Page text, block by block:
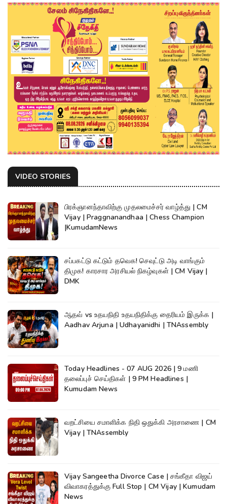
VIDEO STORIES
பிரக்ஞானந்தாவிற்கு முதலமைச்சர் வாழ்த்து | CM
Vijay | Praggnanandhaa | Chess Champion
|KumudamNews
சப்பகட்டு கட்டும் தவெக! செவுட்டு அடி வாங்கும்
திமுக! காரசார அரசியல் நிகழ்வுகள் | CM Vijay |
DMK
ஆதவ் vs உதயநிதி உதயநிதிக்கு தைரியம் இருக்க |
Aadhav Arjuna | Udhayanidhi | TNAssembly
Today Headlines - 07 AUG 2026 | 9 மணி
தலைப்புச் செய்திகள் | 9 PM Headlines |
Kumudam News
வறட்சியை சமாளிக்க நிதி ஒதுக்கி அரசாணை | CM
Vijay | TNAssembly
Vijay Sangeetha Divorce Case | சங்கீதா விஜய்
விவாகரத்துக்கு Full Stop | CM Vijay | Kumudam
News